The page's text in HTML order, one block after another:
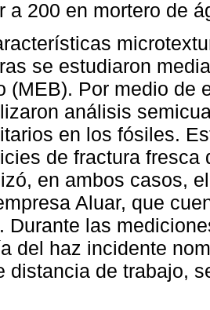
a 200 en mortero de
se estudiaron
(MEB). Por medio de
análisis
en los fósiles.
de fractura
en ambos casos,
Aluar, que
Durante las
del haz incidente
distancia de trabajo,